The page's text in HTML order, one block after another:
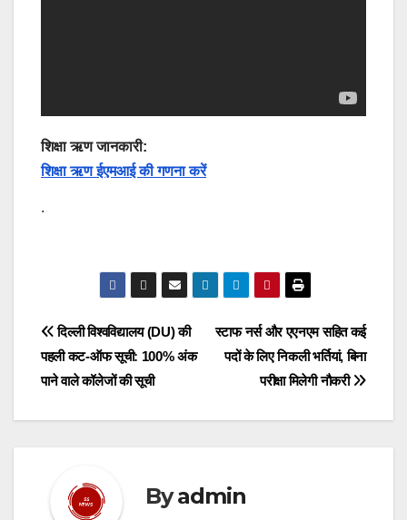
शिक्षा ऋण जानकारी:
शिक्षा ऋण ईएमआई की गणना करें
.
Post
navigation
स्टाफ नर्स और एएनएम सहित कई
पदों के लिए निकली भर्तियां, बिना
परीक्षा मिलेगी नौकरी
दिल्ली विश्वविद्यालय (DU) की
पहली कट-ऑफ सूची: 100% अंक
पाने वाले कॉलेजों की सूची
Byadmin